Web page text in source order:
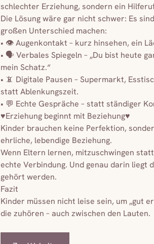
schlechter Erziehung, sondern ein
Die Lösung wäre gar nicht schwer: Es
großen Unterschied machen:
• 👁️ Augenkontakt – kurz hinsehen, ein
• 🗣️ Verbales Spiegeln – „Du bist heute
mein Schatz.“
• 📵 Digitale Pausen – Supermarkt,
statt Ablenkungszeit.
• 💬 Echte Gespräche – statt ständiger
♥️Erziehung beginnt mit Beziehung♥️
Kinder brauchen keine Perfektion,
ehrliche, lebendige Beziehung.
Wenn Eltern lernen, mitzuschwingen
echte Verbindung. Und genau darin liegt
gehört werden.
Fazit
Kinder müssen nicht leise sein, um „gut
die zuhören – auch zwischen den Lauten.